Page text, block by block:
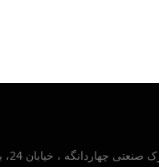
، خیابان 24، بلوار صنایع جنوبی ، پلاک 30